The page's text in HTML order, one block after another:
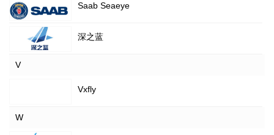
Saab Seaeye
深之蓝
V
Vxfly
W